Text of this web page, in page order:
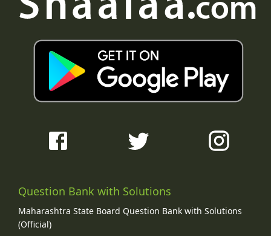
Question Bank with Solutions
Maharashtra State Board Question Bank with Solutions
(Official)